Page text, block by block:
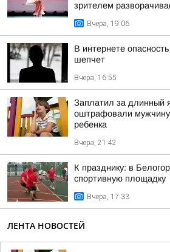
зрителем
Вчера, 19:06
В интернете
шепчет
Вчера, 16:55
Заплатил за длинный
оштрафовали
ребенка
Вчера, 21:42
К празднику: в
спортивную площадку
Вчера, 17:33
ЛЕНТА НОВОСТЕЙ